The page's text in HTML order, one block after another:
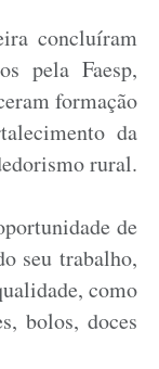
concluíram
pela Faesp,
formação
da
rural.
de
seu trabalho,
como
bolos, doces